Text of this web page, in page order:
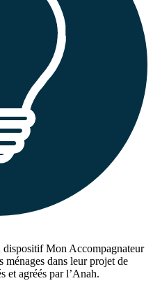
dispositif Mon Accompagnateur
ménages dans leur projet de
et agréés par l’Anah.